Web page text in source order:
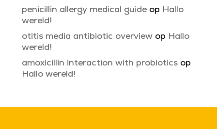
penicillin allergy medical guideop Hallo
wereld!
otitis media antibiotic overviewop Hallo
wereld!
amoxicillin interaction with probioticsop
Hallo wereld!